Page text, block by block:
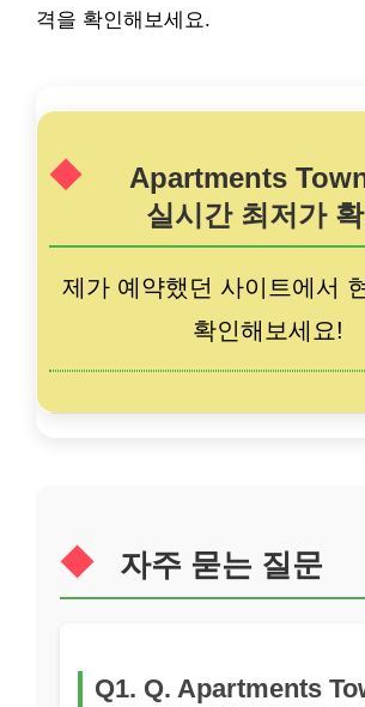
격을 확인해보세요.
Apartments
실시간 최저가 확
제가 예약했던 사이트에서
확인해보세요!
자주 묻는 질문
Q1. Q. Apartments